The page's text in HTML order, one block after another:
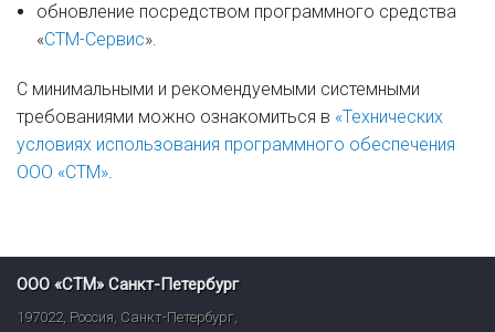
обновление посредством программного средства
«СТМ-Сервис».
С минимальными и рекомендуемыми системными
требованиями можно ознакомиться в «Технических
условиях использования программного обеспечения
ООО «СТМ».
ООО «СТМ» Санкт-Петербург
197022, Россия, Санкт-Петербург,